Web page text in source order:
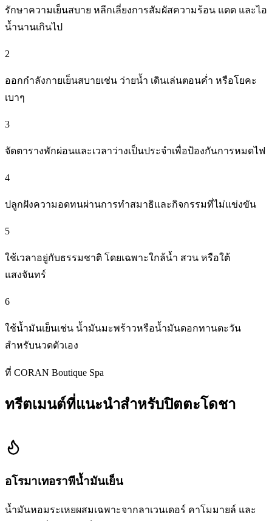
รักษาความเย็นสบาย หลีกเลี่ยงการสัมผัสความร้อน แดด และไอ
น้ำนานเกินไป
2
ออกกำลังกายเย็นสบายเช่น ว่ายน้ำ เดินเล่นตอนค่ำ หรือโยคะ
เบาๆ
3
จัดตารางพักผ่อนและเวลาว่างเป็นประจำเพื่อป้องกันการหมดไฟ
4
ปลูกฝังความอดทนผ่านการทำสมาธิและกิจกรรมที่ไม่แข่งขัน
5
ใช้เวลาอยู่กับธรรมชาติ โดยเฉพาะใกล้น้ำ สวน หรือใต้
แสงจันทร์
6
ใช้น้ำมันเย็นเช่น น้ำมันมะพร้าวหรือน้ำมันดอกทานตะวัน
สำหรับนวดตัวเอง
ที่ CORAN Boutique Spa
ทรีตเมนต์ที่แนะนำสำหรับปิตตะโดชา
อโรมาเทอราพีน้ำมันเย็น
น้ำมันหอมระเหยผสมเฉพาะจากลาเวนเดอร์ คาโมมายล์ และ